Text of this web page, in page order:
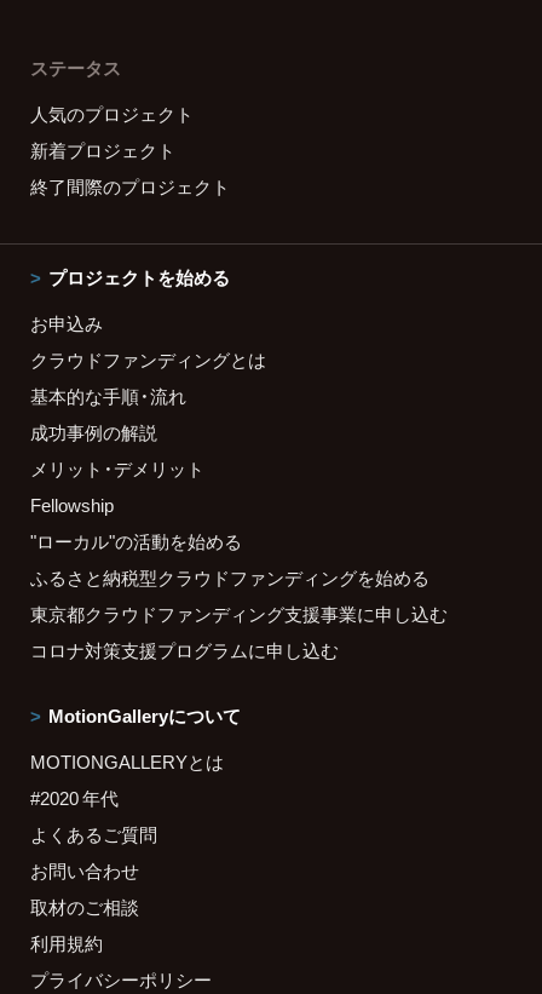
ステータス
人気のプロジェクト
新着プロジェクト
終了間際のプロジェクト
プロジェクトを始める
お申込み
クラウドファンディングとは
基本的な手順・流れ
成功事例の解説
メリット・デメリット
Fellowship
"ローカル"の活動を始める
ふるさと納税型クラウドファンディングを始める
東京都クラウドファンディング支援事業に申し込む
コロナ対策支援プログラムに申し込む
MotionGalleryについて
MOTIONGALLERYとは
#2020 年代
よくあるご質問
お問い合わせ
取材のご相談
利用規約
プライバシーポリシー